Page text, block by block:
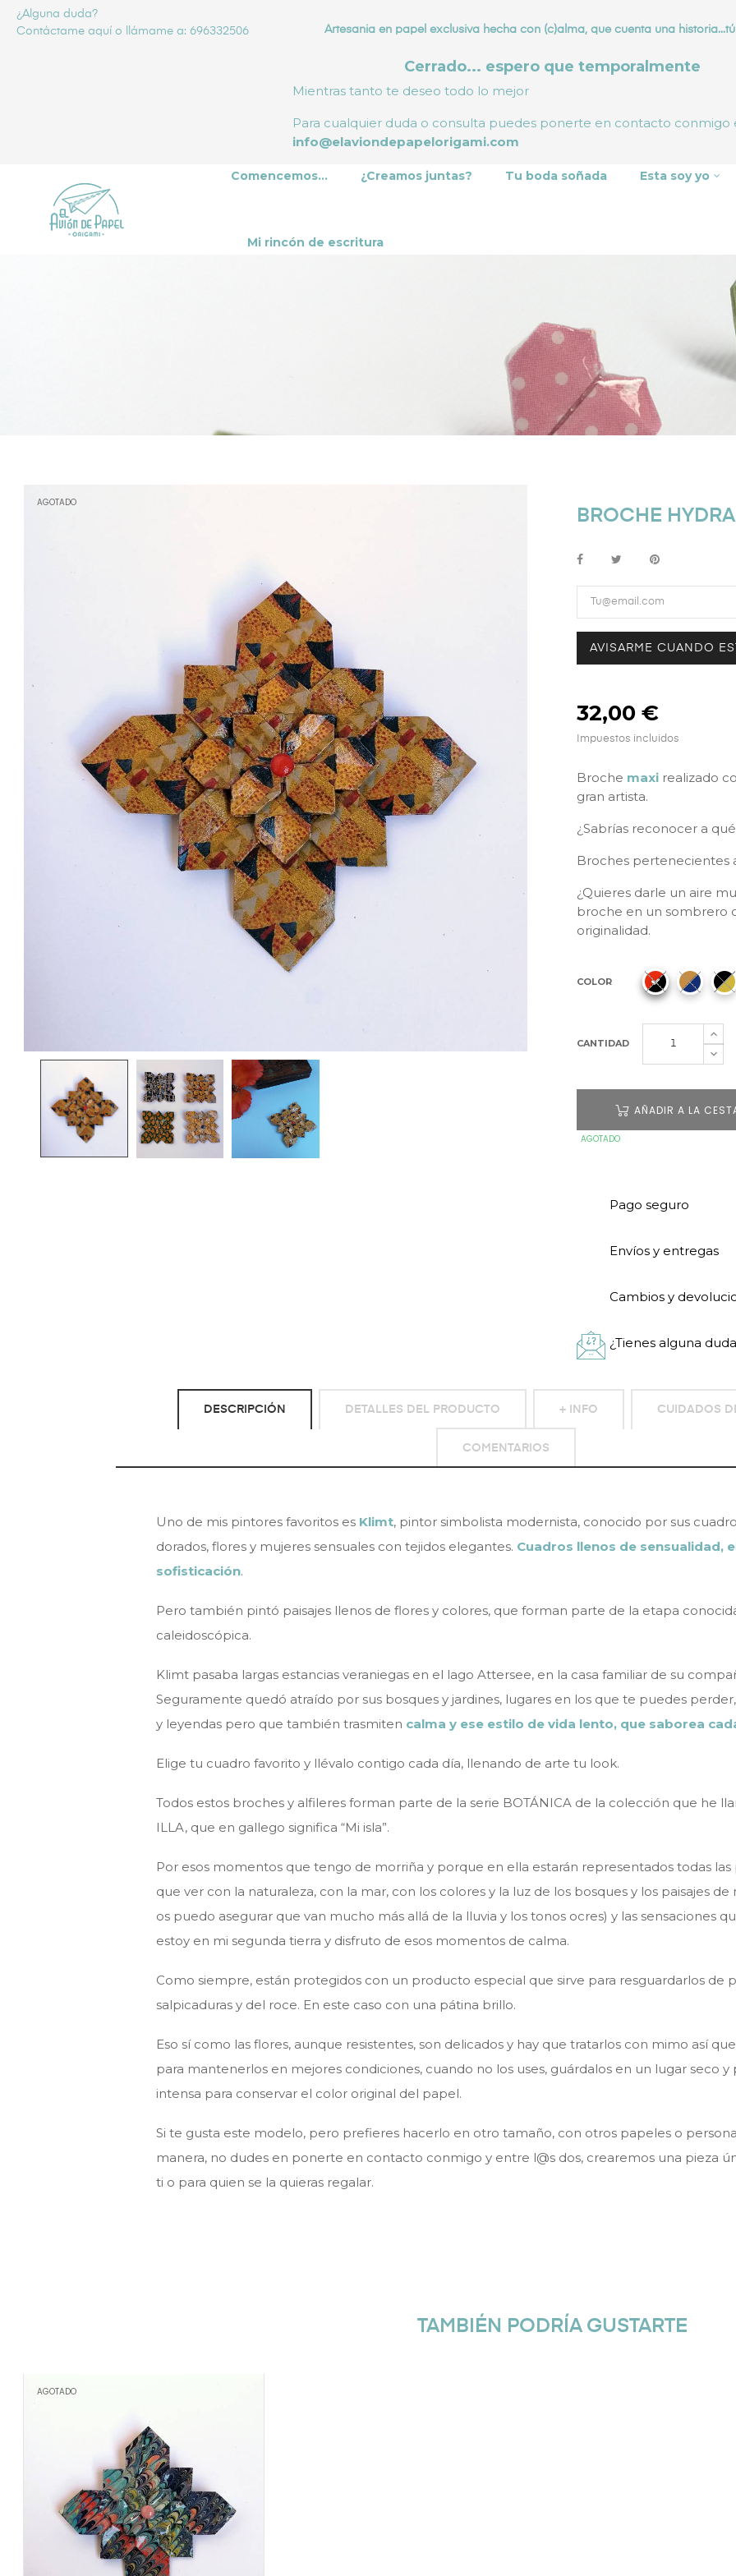
¿Alguna duda?
Contáctame aquí o llámame a: 696332506 Artesania en papel exclusiva hecha con (c)alma, que cuenta una
Cerrado... espero que temporalmente
Mientras tanto te deseo todo lo mejor
Para cualquier duda o consulta puedes ponerte en contacto conmigo
info@elaviondepapelorigami.com
Comencemos... ¿Creamos juntas? Tu boda soñada Esta soy yo
Mi rincón de escritura
AGOTADO
BROCHE
AVISARME CUANDO
32,00 €
Impuestos incluidos
Broche maxi realizado
gran artista.
¿Sabrías reconocer a
Broches pertenecientes
¿Quieres darle un aire
broche en un sombrero
originalidad.
COLOR
CANTIDAD
AÑADIR A LA
AGOTADO
Pago seguro
Envíos y entregas
Cambios y
¿Tienes alguna
DESCRIPCIÓN DETALLES DEL PRODUCTO + INFO CUIDADOS
COMENTARIOS
Uno de mis pintores favoritos es Klimt, pintor simbolista modernista, conocido por sus
dorados, flores y mujeres sensuales con tejidos elegantes. Cuadros llenos de sensualidad,
sofisticación.
Pero también pintó paisajes llenos de flores y colores, que forman parte de la etapa
caleidoscópica.
Klimt pasaba largas estancias veraniegas en el lago Attersee, en la casa familiar de su
Seguramente quedó atraído por sus bosques y jardines, lugares en los que te puedes
y leyendas pero que también trasmiten calma y ese estilo de vida lento, que saborea
Elige tu cuadro favorito y llévalo contigo cada día, llenando de arte tu look.
Todos estos broches y alfileres forman parte de la serie BOTÁNICA de la colección que he
ILLA, que en gallego significa “Mi isla”.
Por esos momentos que tengo de morriña y porque en ella estarán representados todas las
que ver con la naturaleza, con la mar, con los colores y la luz de los bosques y los paisajes de
os puedo asegurar que van mucho más allá de la lluvia y los tonos ocres) y las sensaciones
estoy en mi segunda tierra y disfruto de esos momentos de calma.
Como siempre, están protegidos con un producto especial que sirve para resguardarlos de
salpicaduras y del roce. En este caso con una pátina brillo.
Eso sí como las flores, aunque resistentes, son delicados y hay que tratarlos con mimo así
para mantenerlos en mejores condiciones, cuando no los uses, guárdalos en un lugar seco
intensa para conservar el color original del papel.
Si te gusta este modelo, pero prefieres hacerlo en otro tamaño, con otros papeles o
manera, no dudes en ponerte en contacto conmigo y entre l@s dos, crearemos una pieza
ti o para quien se la quieras regalar.
TAMBIÉN PODRÍA GUSTARTE
AGOTADO